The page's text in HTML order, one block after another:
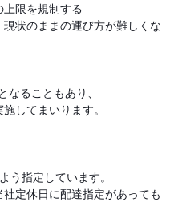
上限を規制する
現状のままの運び方が難しくな
ることもあり、
してまいります。
定しています。
休日に配達指定があっても